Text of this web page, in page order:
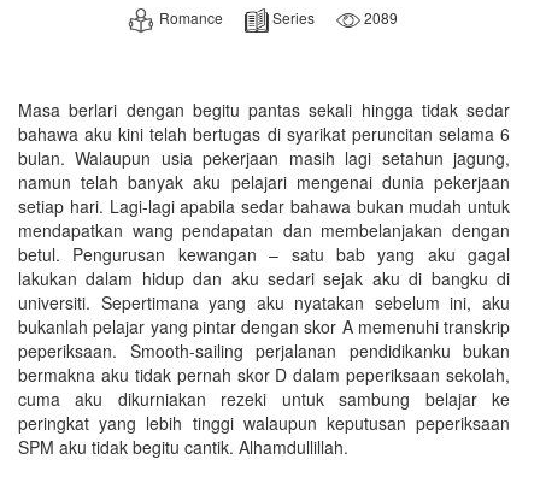
Romance Series 2089
Masa berlari dengan begitu pantas sekali hingga tidak sedar
bahawa aku kini telah bertugas di syarikat peruncitan selama 6
bulan. Walaupun usia pekerjaan masih lagi setahun jagung,
namun telah banyak aku pelajari mengenai dunia pekerjaan
setiap hari. Lagi-lagi apabila sedar bahawa bukan mudah untuk
mendapatkan wang pendapatan dan membelanjakan dengan
betul. Pengurusan kewangan – satu bab yang aku gagal
lakukan dalam hidup dan aku sedari sejak aku di bangku di
universiti. Sepertimana yang aku nyatakan sebelum ini, aku
bukanlah pelajar yang pintar dengan skor A memenuhi transkrip
peperiksaan. Smooth-sailing perjalanan pendidikanku bukan
bermakna aku tidak pernah skor D dalam peperiksaan sekolah,
cuma aku dikurniakan rezeki untuk sambung belajar ke
peringkat yang lebih tinggi walaupun keputusan peperiksaan
SPM aku tidak begitu cantik. Alhamdullillah.